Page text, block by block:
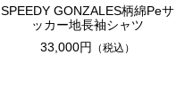
SPEEDY GONZALES柄綿Peサ
ッカー地長袖シャツ
33,000円
（税込）